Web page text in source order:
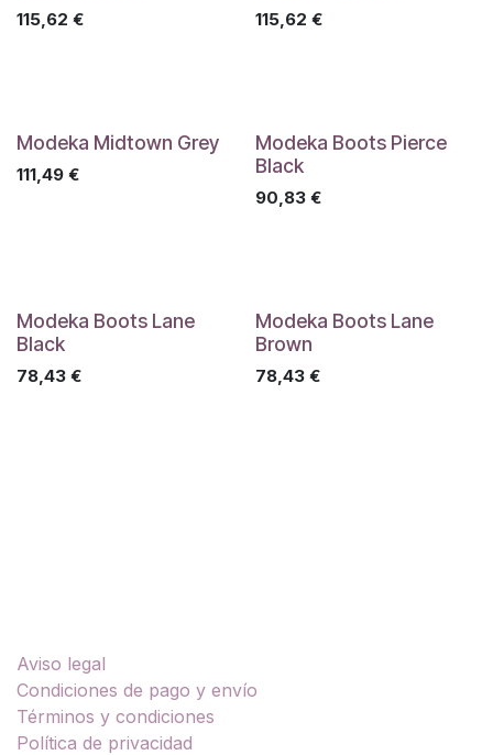
115,62 € 115,62 €
Modeka Midtown Grey
111,49 €
Modeka Boots Pierce
Black
90,83€
Modeka Boots Lane
Black
78,43 €
Modeka Boots Lane
Brown
78,43€
Aviso legal
Condiciones de pago y envío
Términos y condiciones
Política de privacidad